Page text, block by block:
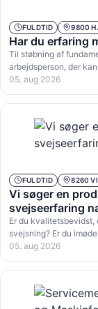
FULDTID 9800
Har du erfaring
Til støbning af
arbejdsperson, der
05. aug 2026
FULDTID 8260
Vi søger en
svejseerfaring
Er du kvalitetsbevidst,
svejsning? Er du
05. aug 2026